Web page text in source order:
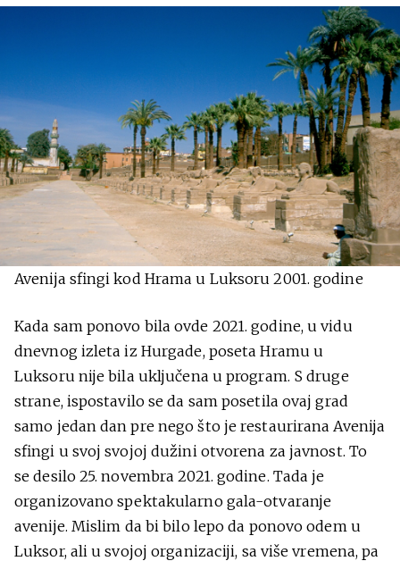
Avenija sfingi kod Hrama u Luksoru 2001. godine
Kada sam ponovo bila ovde 2021. godine, u vidu
dnevnog izleta iz Hurgade, poseta Hramu u
Luksoru nije bila uključena u program. S druge
strane, ispostavilo se da sam posetila ovaj grad
samo jedan dan pre nego što je restaurirana Avenija
sfingi u svoj svojoj dužini otvorena za javnost. To
se desilo 25. novembra 2021. godine. Tada je
organizovano spektakularno gala-otvaranje
avenije. Mislim da bi bilo lepo da ponovo odem u
Luksor, ali u svojoj organizaciji, sa više vremena, pa